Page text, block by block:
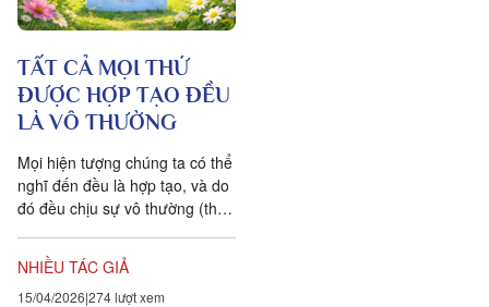
TẤT CẢ MỌI THỨ
ĐƯỢC HỢP TẠO ĐỀU
LÀ VÔ THƯỜNG
Mọi hiện tượng chúng ta có thể
nghĩ đến đều là hợp tạo, và do
đó đều chịu sự vô thường (thay
thường,...
NHIỀU TÁC GIẢ
15/04/2026 274 lượt xem